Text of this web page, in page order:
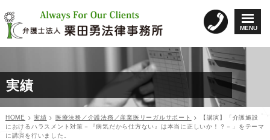
MENU
ン
テ
ン
へ
ス
キ
ッ
プ
実績
HOME >実績 > 医療法務／介護法務／産業医リーガルサポート >
【講演】「介護施設
におけるハラスメント対策－『病気だから仕方ない』は本当に正しいか！？－」をテーマ
に講演を行いました。